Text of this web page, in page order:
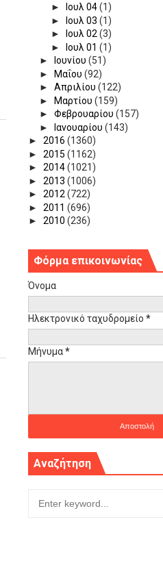
►
Ιουλ 04(1)
►
Ιουλ 03(1)
►
Ιουλ 02(3)
►
Ιουλ 01(1)
►
Ιουνίου(51)
► Μαΐου(92)
►Απριλίου(122)
► Μαρτίου(159)
►Φεβρουαρίου(157)
►
Ιανουαρίου(143)
► 2016 (1360)
► 2015 (1162)
► 2014(1021)
► 2013 (1006)
► 2012(722)
► 2011 (696)
► 2010 (236)
Φόρμα επικοινωνίας
Όνομα
Ηλεκτρονικό ταχυδρομείο *
Μήνυμα*
Αναζήτηση